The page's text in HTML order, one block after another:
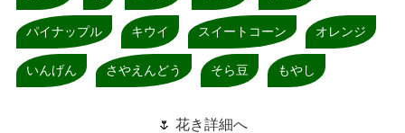
パイナップル キウイ スイートコーン オレンジ
いんげん さやえんどう そら豆 もやし
🌷 花き詳細へ